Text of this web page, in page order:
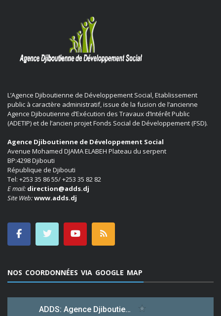
L’Agence Djiboutienne de Développement Social, Etablissement
public à caractère administratif, issue de la fusion de l’ancienne
Agence Djiboutienne d’Exécution des Travaux d’Intérêt Public
(ADETIP) et de l’ancien projet Fonds Social de Développement (FSD).
Agence Djiboutienne de Développement Social
Avenue Mohamed DJAMA ELABEH Plateau du serpent
BP:4298 Djibouti
République de Djibouti
Tel: +253 35 86 55/ +253 35 82 82
E mail: direction@adds.dj
Site Web:www.adds.dj
NOS COORDONNÉES VIA GOOGLE MAP